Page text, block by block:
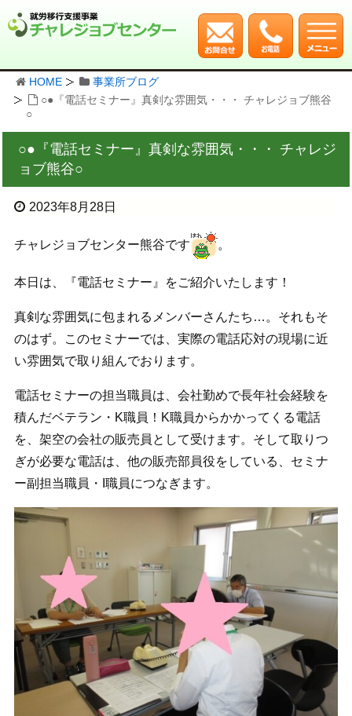
HOME
事業所ブログ
○●『電話セミナー』真剣な雰囲気・・・ チャレジョブ熊谷
○
○●『電話セミナー』真剣な雰囲気・・・ チャレジ
ョブ熊谷○
2023年8月28日
チャレジョブセンター熊谷です
本日は、『電話セミナー』をご紹介いたします！
真剣な雰囲気に包まれるメンバーさんたち…。それもそ
のはず。このセミナーでは、実際の電話応対の現場に近
い雰囲気で取り組んでおります。
電話セミナーの担当職員は、会社勤めで長年社会経験を
積んだベテラン・K職員！K職員からかかってくる電話
を、架空の会社の販売員として受けます。そして取りつ
ぎが必要な電話は、他の販売部員役をしている、セミナ
ー副担当職員・I職員につなぎます。